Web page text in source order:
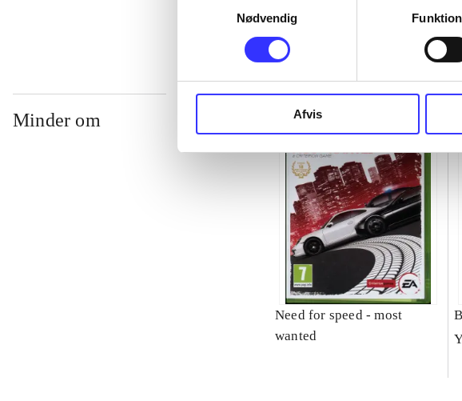
Nødvendig
Afvis
Minder om
Need for speed - most
wanted